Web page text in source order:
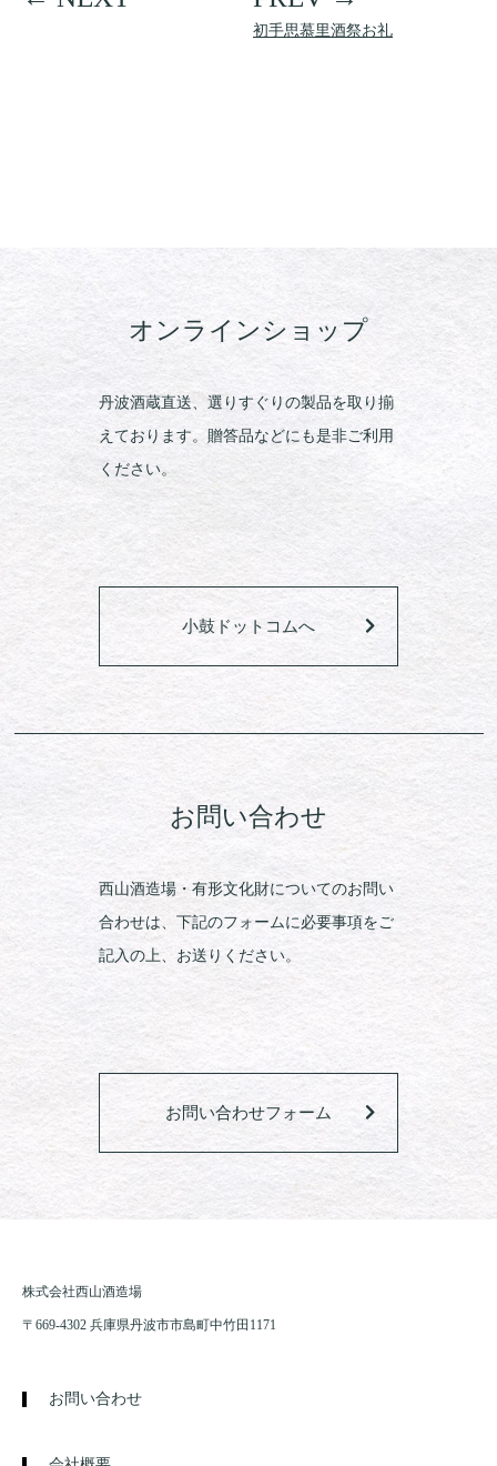
初手思慕里酒祭お礼
オンラインショップ
丹波酒蔵直送、選りすぐりの製品を取り揃
えております。贈答品などにも是非ご利用
ください。
小鼓ドットコムへ
お問い合わせ
西山酒造場・有形文化財についてのお問い
合わせは、下記のフォームに必要事項をご
記入の上、お送りください。
お問い合わせフォーム
株式会社西山酒造場
〒669-4302 兵庫県丹波市市島町中竹田1171
お問い合わせ